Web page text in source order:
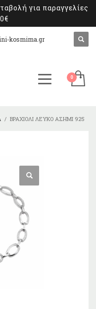
για παραγγελίες
kosmima.gr
ΒΡΑΧΙΌΛΙ ΛΕΥΚΌ ΑΣΉΜΙ 925